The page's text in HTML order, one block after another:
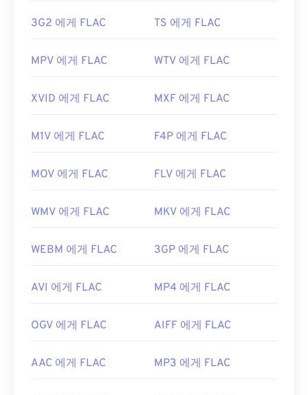
3G2 에게 FLAC TS 에게 FLAC
MPV 에게 FLAC WTV 에게 FLAC
XVID 에게 FLAC MXF 에게 FLAC
M1V 에게 FLAC F4P 에게 FLAC
MOV 에게 FLAC FLV 에게 FLAC
WMV 에게 FLAC MKV 에게 FLAC
WEBM 에게 FLAC 3GP 에게 FLAC
AVI 에게 FLAC MP4 에게 FLAC
OGV 에게 FLAC AIFF 에게 FLAC
AAC 에게 FLAC MP3 에게 FLAC